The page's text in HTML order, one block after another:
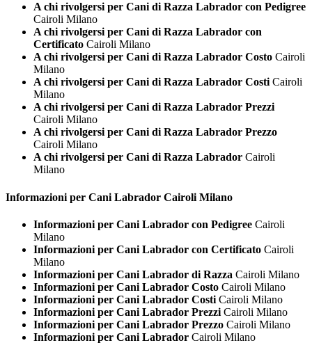
A chi rivolgersi per Cani di Razza Labrador con Pedigree
Cairoli Milano
A chi rivolgersi per Cani di Razza Labrador con
Certificato Cairoli Milano
A chi rivolgersi per Cani di Razza Labrador Costo Cairoli
Milano
A chi rivolgersi per Cani di Razza Labrador CostiCairoli
Milano
A chi rivolgersi per Cani di Razza Labrador Prezzi
Cairoli Milano
A chi rivolgersi per Cani di Razza Labrador Prezzo
Cairoli Milano
A chi rivolgersi per Cani di Razza Labrador Cairoli
Milano
Informazioni per Cani Labrador Cairoli Milano
Informazioni per Cani Labrador con Pedigree Cairoli
Milano
Informazioni per Cani Labrador con Certificato Cairoli
Milano
Informazioni per Cani Labrador di Razza Cairoli Milano
Informazioni per Cani Labrador Costo Cairoli Milano
Informazioni per Cani Labrador Costi Cairoli Milano
Informazioni per Cani Labrador Prezzi Cairoli Milano
Informazioni per Cani Labrador Prezzo Cairoli Milano
Informazioni per Cani Labrador Cairoli Milano